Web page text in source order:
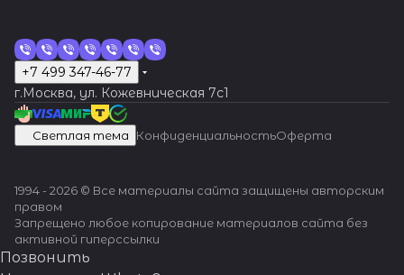
+7 499 347-46-77
г.Москва, ул. Кожевническая 7c1
Светлая тема КонфиденциальностьОферта
1994 - 2026 © Все материалы сайта защищены авторским
правом
Запрещено любое копирование материалов сайта без
активной гиперссылки
Позвонить